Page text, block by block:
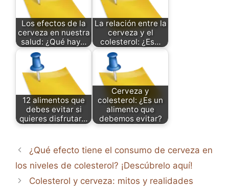
Los efectos de la
cerveza en nuestra
salud: ¿Qué hay…
La relación entre la
cerveza y el
colesterol: ¿Es…
12 alimentos que
debes evitar si
quieres disfrutar…
Cerveza y
colesterol: ¿Es un
alimento que
debemos evitar?
¿Qué efecto tiene el consumo de cerveza en
los niveles de colesterol? ¡Descúbrelo aquí!
Colesterol y cerveza: mitos y realidades